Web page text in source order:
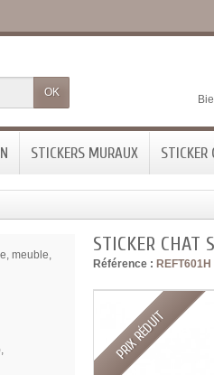
OK
STICKERS MURAUX STICKER
STICKER CHAT
Référence : REFT601H
PRIX RÉDUIT
meuble,